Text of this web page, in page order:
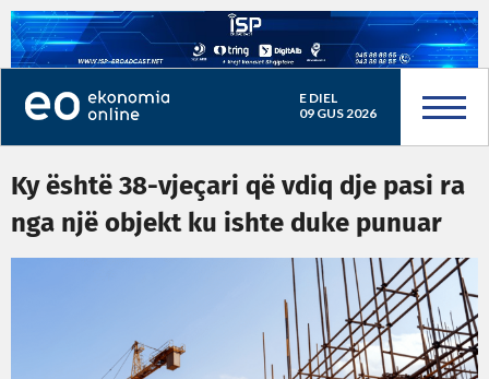
E DIEL
09 GUS 2026
Ky është 38-vjeçari që vdiq dje pasi ra
nga një objekt ku ishte duke punuar